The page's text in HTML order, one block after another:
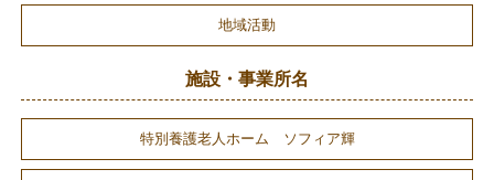
地域活動
施設・事業所名
特別養護老人ホーム ソフィア輝